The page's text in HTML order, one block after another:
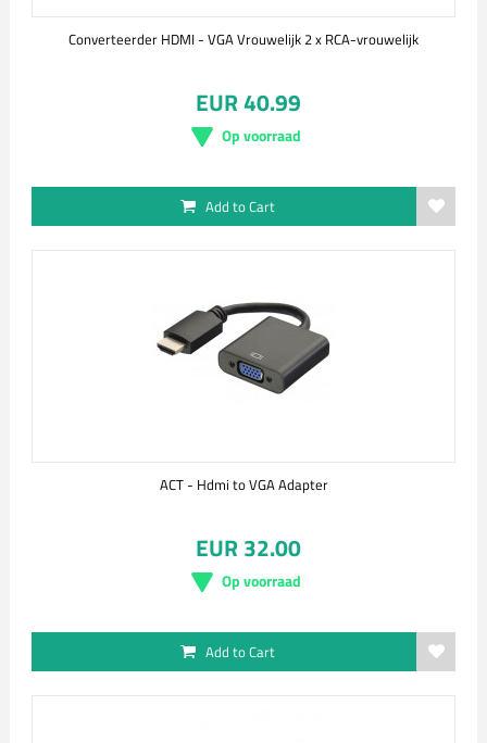
Converteerder HDMI - VGA Vrouwelijk 2 x RCA-vrouwelijk
EUR 40.99
Op voorraad
Add to Cart
ACT - Hdmi to VGA Adapter
EUR 32.00
Op voorraad
Add to Cart